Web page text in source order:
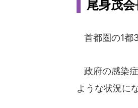
尾身茂
首都圏の1都
政府の感染
ような状況に